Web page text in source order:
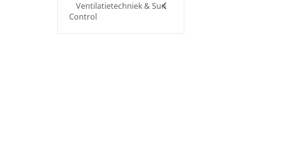
Ventilatietechniek & Sun
Control